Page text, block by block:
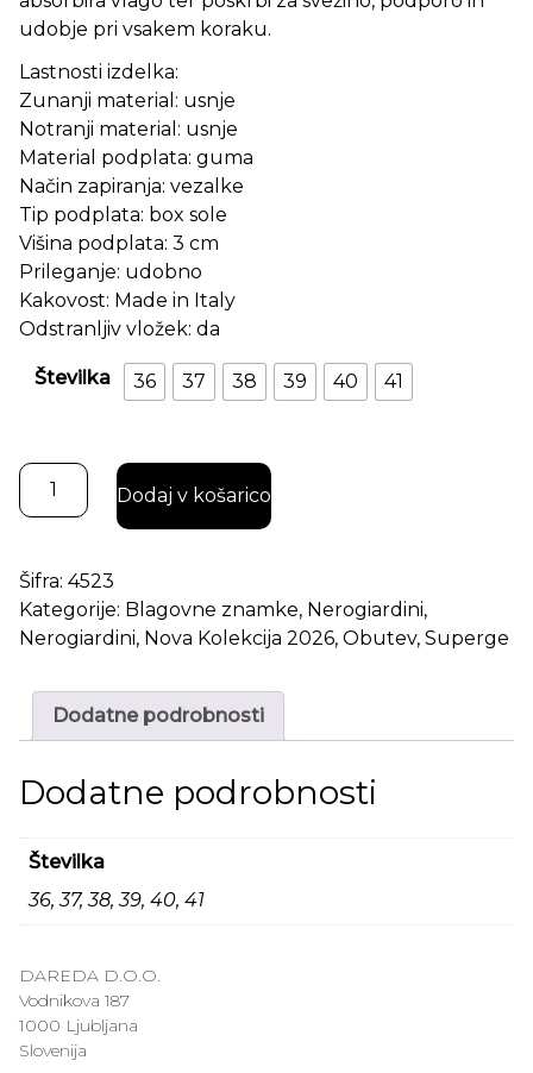
udobje pri vsakem koraku.
Lastnosti izdelka:
Zunanji material: usnje
Notranji material: usnje
Material podplata: guma
Način zapiranja: vezalke
Tip podplata: box sole
Višina podplata: 3 cm
Prileganje: udobno
Kakovost: Made in Italy
Odstranljiv vložek: da
Številka 36 37 38 39 40 41
Balin NeroGiardini usnjene sporty superge količina
Dodaj v košarico
Šifra: 4523
Kategorije: Blagovne znamke, Nerogiardini,
Nerogiardini, Nova Kolekcija 2026, Obutev, Superge
Dodatne podrobnosti
Dodatne podrobnosti
Številka
36, 37, 38, 39, 40, 41
DAREDA D.O.O.
Vodnikova 187
1000 Ljubljana
Slovenija